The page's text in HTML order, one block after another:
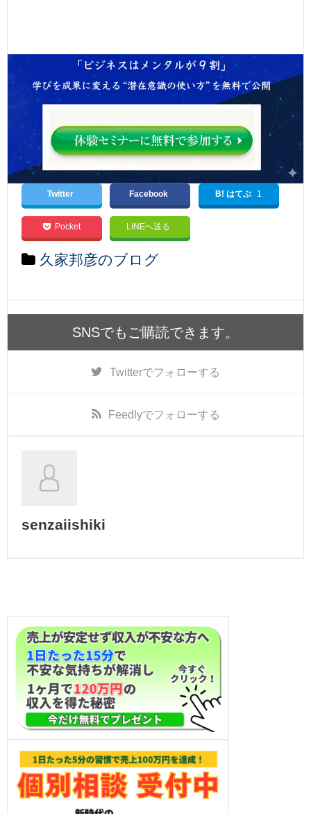
Twitter Facebook B! はてぶ 1
Pocket LINEへ送る
久家邦彦のブログ
SNSでもご購読できます。
Twitterでフォローする
Feedlyでフォローする
senzaiishiki